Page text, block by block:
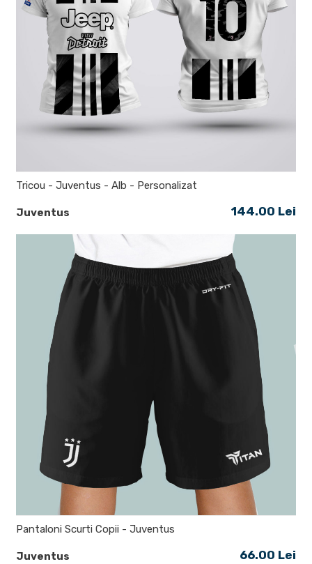
Juventus
Tricou - Juventus - Alb - Personalizat
144.00 Lei
Juventus
Pantaloni Scurti Copii - Juventus
66.00 Lei